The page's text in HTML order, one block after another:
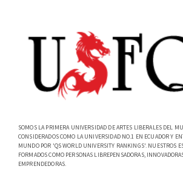
SOMOS LA PRIMERA UNIVERSIDAD DE ARTES LIBERALES DEL
CONSIDERADOS COMO LA UNIVERSIDAD NO.1 EN ECUADOR Y
MUNDO POR 'QS WORLD UNIVERSITY RANKINGS'. NUESTROS
FORMADOS COMO PERSONAS LIBREPENSADORAS,
EMPRENDEDORAS.